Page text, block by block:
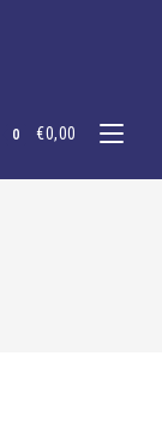
0 €0,00